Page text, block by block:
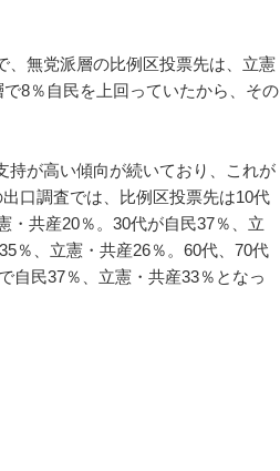
、無党派層の比例区投票先は、立憲
8％自民を上回っていたから、その
持が高い傾向が続いており、これが
口調査では、比例区投票先は10代
・共産20％。30代が自民37％、立
％、立憲・共産26％。60代、70代
自民37％、立憲・共産33％となっ